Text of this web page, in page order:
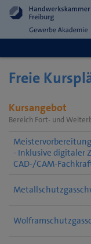
Freie
Kursangebot
Bereich Fort- und
- Inklusive digitaler
CAD-/CAM-